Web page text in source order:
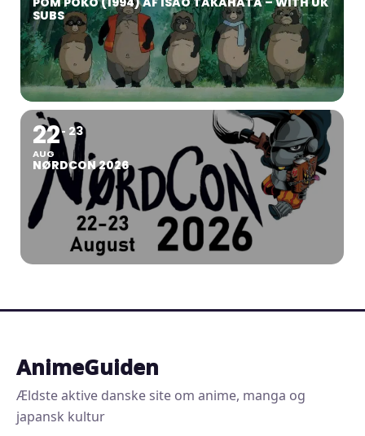
SUBS
22
AUG
23
NØRDCON 2026
AnimeGuiden
Ældste aktive danske site om anime, manga og
japansk kultur